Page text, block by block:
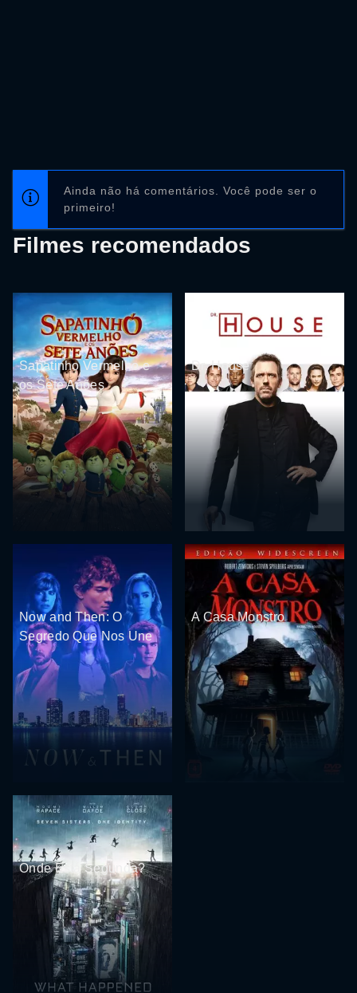
Ainda não há comentários. Você pode ser o
primeiro!
Filmes recomendados
Sapatinho Vermelho e
os Sete Anões
Dr. House
Now and Then: O
Segredo Que Nos Une
A Casa Monstro
Onde Está Segunda?